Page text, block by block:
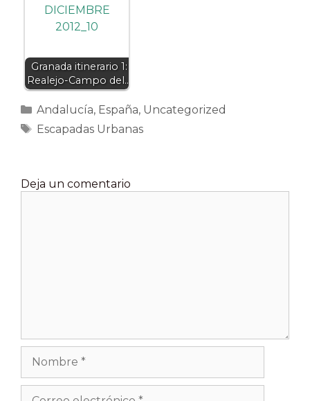
Granada itinerario 1:
Realejo-Campo del…
Categorías
Andalucía, España, Uncategorized
Etiquetas
Escapadas Urbanas
Deja un comentario
Nombre